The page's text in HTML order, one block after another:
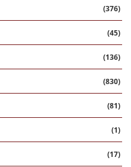
(376)
(45)
(136)
(830)
(81)
(1)
(17)